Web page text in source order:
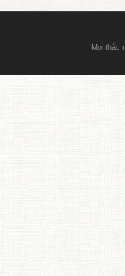
Mọi thắc